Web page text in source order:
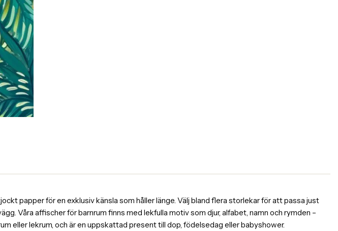
papper för en exklusiv känsla som håller länge. Välj bland flera storlekar för att passa just
Våra affischer för barnrum finns med lekfulla motiv som djur, alfabet, namn och rymden –
eller lekrum, och är en uppskattad present till dop, födelsedag eller babyshower.